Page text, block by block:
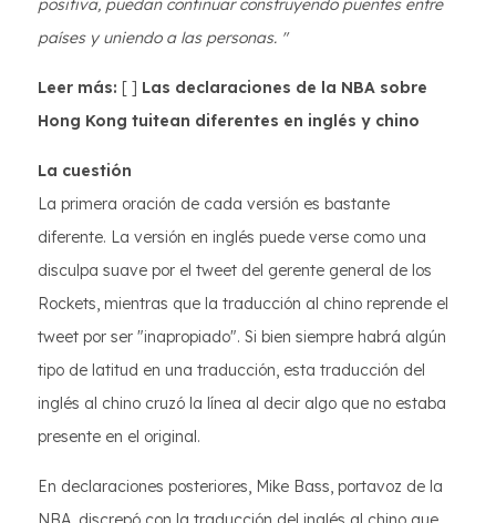
positiva, puedan continuar construyendo puentes entre
países y uniendo a las personas. "
Leer más: [ ] Las declaraciones de la NBA sobre
Hong Kong tuitean diferentes en inglés y chino
La cuestión
La primera oración de cada versión es bastante
diferente. La versión en inglés puede verse como una
disculpa suave por el tweet del gerente general de los
Rockets, mientras que la traducción al chino reprende el
tweet por ser "inapropiado". Si bien siempre habrá algún
tipo de latitud en una traducción, esta traducción del
inglés al chino cruzó la línea al decir algo que no estaba
presente en el original.
En declaraciones posteriores, Mike Bass, portavoz de la